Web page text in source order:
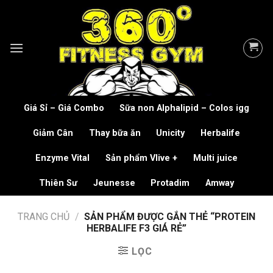
Giá Sỉ – Giá Combo Sữa non Alphalipid – Colos igg
Giảm Cân Thay bữa ăn Unicity Herbalife
Enzyme Vital Sản phẩm Vlive + Multi juice
Thiên Sư Jeunesse Protadim Amway
TRANG CHỦ / SẢN PHẨM ĐƯỢC GẮN THẺ “PROTEIN
HERBALIFE F3 GIÁ RẺ”
LỌC